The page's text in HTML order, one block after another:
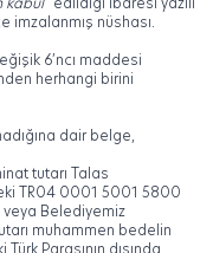
imzalanmış nüshası.
6’ncı maddesi
herhangi birini
dair belge,
tutarı Talas
TR04 0001 5001 5800
veya Belediyemiz
muhammen bedelin
Parasının dışında